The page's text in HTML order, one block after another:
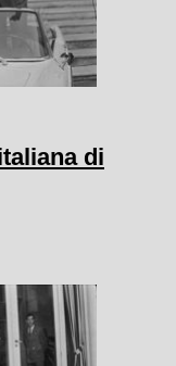
di